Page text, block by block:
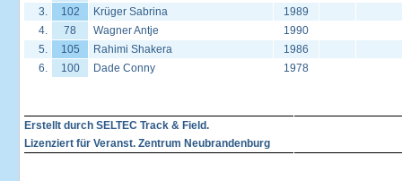
3.
102 Krüger Sabrina
1989
4.
78 Wagner Antje
1990
5.
105 Rahimi Shakera
1986
6.
100 Dade Conny 1978
Erstellt durch SELTEC Track & Field.
Lizenziert für Veranst. Zentrum Neubrandenburg